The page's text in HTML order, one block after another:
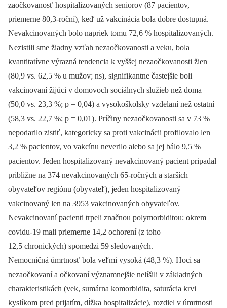
zaočkovanosť hospitalizovaných seniorov (87 pacientov,
priemerne 80,3-roční), keď už vakcinácia bola dobre dostupná.
Nevakcinovaných bolo napriek tomu 72,6 % hospitalizovaných.
Nezistili sme žiadny vzťah nezaočkovanosti a veku, bola
kvantitatívne výrazná tendencia k vyššej nezaočkovanosti žien
(80,9 vs. 62,5 % u mužov; ns), signifikantne častejšie boli
vakcinovaní žijúci v domovoch sociálnych služieb než doma
(50,0 vs. 23,3 %; p = 0,04) a vysokoškolsky vzdelaní než ostatní
(58,3 vs. 22,7 %; p = 0,01). Príčiny nezaočkovanosti sa v 73 %
nepodarilo zistiť, kategoricky sa proti vakcinácii profilovalo len
3,2 % pacientov, vo vakcínu neverilo alebo sa jej bálo 9,5 %
pacientov. Jeden hospitalizovaný nevakcinovaný pacient pripadal
približne na 374 nevakcinovaných 65-ročných a starších
obyvateľov regiónu (obyvateľ), jeden hospitalizovaný
vakcinovaný len na 3953 vakcinovaných obyvateľov.
Nevakcinovaní pacienti trpeli značnou polymorbiditou: okrem
covidu-19 mali priemerne 14,2 ochorení (z toho
12,5 chronických) spomedzi 59 sledovaných.
Nemocničná úmrtnosť bola veľmi vysoká (48,3 %). Hoci sa
nezaočkovaní a očkovaní významnejšie nelíšili v základných
charakteristikách (vek, sumárna komorbidita, saturácia krvi
kyslíkom pred prijatím, dĺžka hospitalizácie), rozdiel v úmrtnosti